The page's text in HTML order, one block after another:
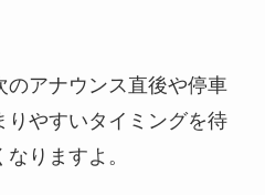
のアナウンス直後や停車
りやすいタイミングを待
りますよ。